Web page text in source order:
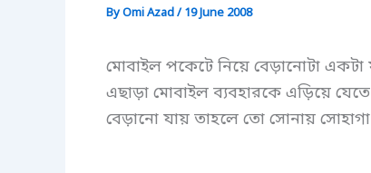
ByOmi Azad/19 June 2008
মোবাইল পকেটে নিয়ে বেড়ানোটা একটা
এছাড়া মোবাইল ব্যবহারকে এড়িয়ে
বেড়ানো যায় তাহলে তো সোনায়